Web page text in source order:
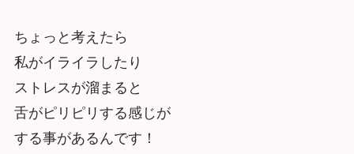
ちょっと考えたら
私がイライラしたり
ストレスが溜まると
舌がピリピリする感じが
する事があるんです！